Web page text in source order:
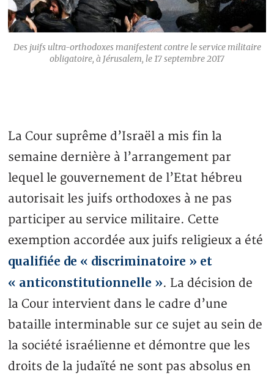
Des juifs ultra-orthodoxes manifestent contre le service militaire
obligatoire, à Jérusalem, le 17 septembre 2017
La Cour suprême d’Israël a mis fin la
semaine dernière à l’arrangement par
lequel le gouvernement de l’Etat hébreu
autorisait les juifs orthodoxes à ne pas
participer au service militaire. Cette
exemption accordée aux juifs religieux a été
qualifiée de « discriminatoire » et
« anticonstitutionnelle ». La décision de
la Cour intervient dans le cadre d’une
bataille interminable sur ce sujet au sein de
la société israélienne et démontre que les
droits de la judaïté ne sont pas absolus en